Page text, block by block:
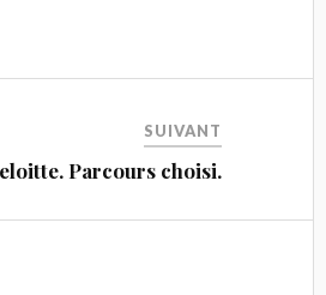
SUIVANT
Parcours choisi.